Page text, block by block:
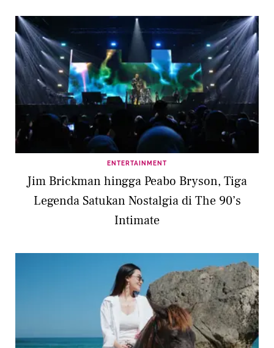
ENTERTAINMENT
Jim Brickman hingga Peabo Bryson, Tiga
Legenda Satukan Nostalgia di The 90’s
Intimate